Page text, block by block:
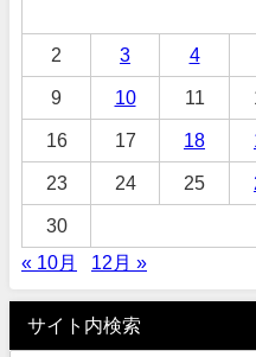
2 3 4
9 10 11
16 17 18
23 24 25
30
« 10月
12月 »
サイト内検索